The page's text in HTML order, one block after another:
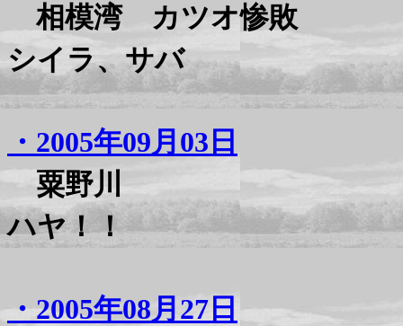
相模湾 カツオ惨敗
シイラ、サバ
・2005年09月03日
粟野川
ハヤ！！
・2005年08月27日